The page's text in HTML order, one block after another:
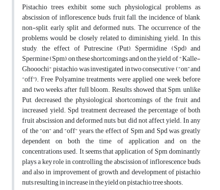
Pistachio trees exhibit some such physiological problems as
abscission of inflorescence buds, fruit fall, the incidence of blank,
non-split, early split and deformed nuts. The occurrence of the
problems would be closely related to diminishing yield. In this
study, the effect of Putrescine (Put), Spermidine (Spd) and
Spermine (Spm) on these shortcomings and on the yield of "Kalle-
Ghooochi" pistachio was investigated in two consecutive (“on” and
“off”). Free Polyamine treatments were applied one week before
and two weeks after full bloom. Results showed that Spm, unlike
Put, decreased the physiological shortcomings of the fruit and
increased yield. Spd treatment decreased the percentage of both
fruit abscission and deformed nuts, but did not affect yield. In any
of the “on” and “off” years, the effect of Spm and Spd was greatly
dependent on both the time of application and on the
concentrations used. It seems that application of Spm dominantly
plays a key role in controlling the abscission of inflorescence buds
and also in improvement of growth and development of pistachio
nuts resulting in increase in the yield on pistachio tree shoots.